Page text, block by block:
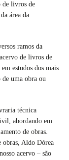
de livros de
área da
ramos da
de livros de
estudos dos mais
de uma obra ou
técnica
abordando em
de obras.
obras, Aldo Dórea
acervo – são